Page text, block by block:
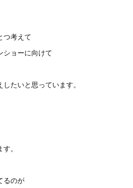
つ考えて
ショーに向けて
たいと思っています。
。
るのが